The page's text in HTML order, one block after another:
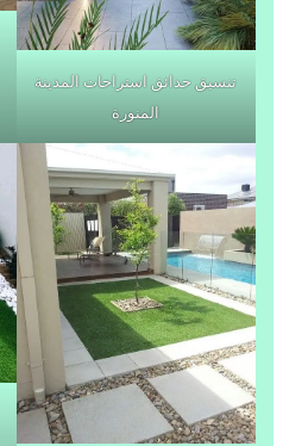
تنسيق حدائق استراحات المدينة
المنورة